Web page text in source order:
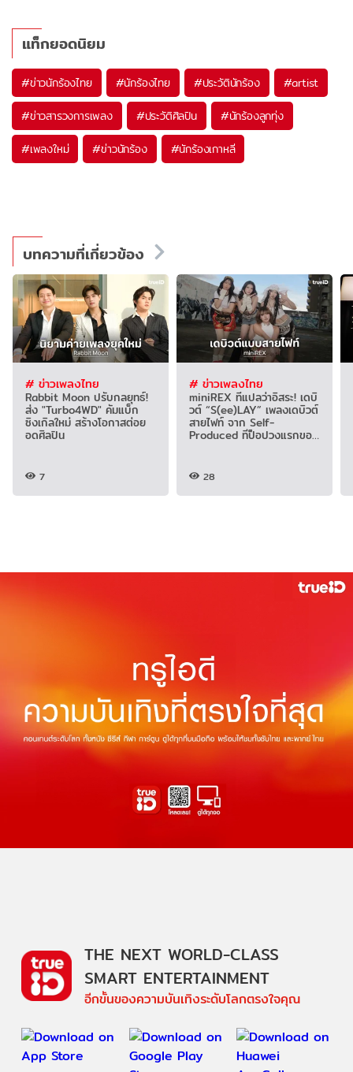
แท็กยอดนิยม
#ข่าวนักร้องไทย #นักร้องไทย #ประวัตินักร้อง #artist
#ข่าวสารวงการเพลง #ประวัติศิลปิน #นักร้องลูกทุ่ง
#เพลงใหม่ #ข่าวนักร้อง #นักร้องเกาหลี
บทความที่เกี่ยวข้อง
# ข่าวเพลงไทย
Rabbit Moon ปรับกลยุทธ์!
ส่ง "Turbo4WD" คัมแบ็ก
ซิงเกิลใหม่ สร้างโอกาสต่อย
อดศิลปิน
7
# ข่าวเพลงไทย
miniREX ที่แปลว่าอิสระ! เดบิ
วต์ “S(ee)LAY” เพลงเดบิวต์
สายไฟท์ จาก Self-
Produced ทีป็อปวงแรกของ
28
THE NEXT WORLD-CLASS
SMART ENTERTAINMENT
อีกขั้นของความบันเทิงระดับโลกตรงใจคุณ